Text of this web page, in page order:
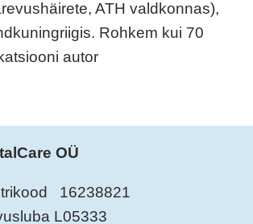
ATH valdkonnas),
Rohkem kui 70
autor
OÜ
16238821
L05333